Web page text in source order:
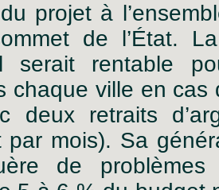
du projet à
de l’État.
serait rentable
chaque ville en cas
deux retraits
par mois). Sa
de